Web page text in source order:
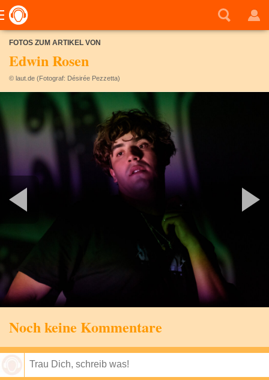
FOTOS ZUM ARTIKEL VON
Edwin Rosen
© laut.de (Fotograf: Désirée Pezzetta)
Noch keine Kommentare